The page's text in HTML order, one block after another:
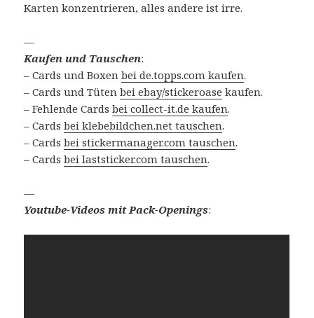
Karten konzentrieren, alles andere ist irre.
—
Kaufen und Tauschen:
– Cards und Boxenbei de.topps.com kaufen.
– Cards und Tütenbei ebay/stickeroase kaufen.
– Fehlende Cardsbei collect-it.de kaufen.
– Cardsbei klebebildchen.net tauschen.
– Cardsbei stickermanager.com tauschen.
– Cardsbei laststicker.com tauschen.
—
Youtube-Videos mit Pack-Openings: